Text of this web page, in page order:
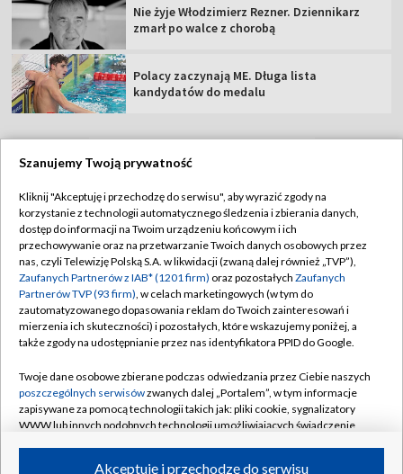
Nie żyje Włodzimierz Rezner. Dziennikarz
zmarł po walce z chorobą
Polacy zaczynają ME. Długa lista
kandydatów do medalu
Abonament TVP
Sklep TVP
Biuro Reklamy
Oferta Handlowa
Telegazeta ogłoszenia
Rada Programowa
Ogłoszenia przetargowe
Akademia Telewizyjna
Regulamin TVP
Polityka prywatności
Moje zgody
Biuro reklamy
Kontakt
Kanały
©2026 Telewizja Polska Spółka Akcyjna w likwidacji
Szanujemy Twoją prywatność
Kliknij "Akceptuję i przechodzę do serwisu", aby wyrazić zgody na
korzystanie z technologii automatycznego śledzenia i zbierania danych,
dostęp do informacji na Twoim urządzeniu końcowym i ich
przechowywanie oraz na przetwarzanie Twoich danych osobowych przez
nas, czyli Telewizję Polską S.A. w likwidacji (zwaną dalej również „TVP”),
Zaufanych Partnerów z IAB* (1201 firm) oraz pozostałych Zaufanych
Partnerów TVP (93 firm), w celach marketingowych (w tym do
zautomatyzowanego dopasowania reklam do Twoich zainteresowań i
mierzenia ich skuteczności) i pozostałych, które wskazujemy poniżej, a
także zgody na udostępnianie przez nas identyfikatora PPID do Google.
Twoje dane osobowe zbierane podczas odwiedzania przez Ciebie naszych
poszczególnych serwisówzwanych dalej „Portalem”, w tym informacje
zapisywane za pomocą technologii takich jak: pliki cookie, sygnalizatory
WWW lub innych podobnych technologii umożliwiających świadczenie
Akceptuję i przechodzę do serwisu